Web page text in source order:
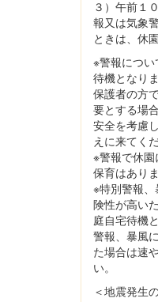
３）午前１
報又は気象
ときは、休
※警報につ
待機となり
保護者の方
要とする場
安全を考慮
えに来てくだ
※警報で休園
保育はあり
※特別警報
険性が高い
庭自宅待機
警報、暴風
た場合は速
い。
＜地震発生